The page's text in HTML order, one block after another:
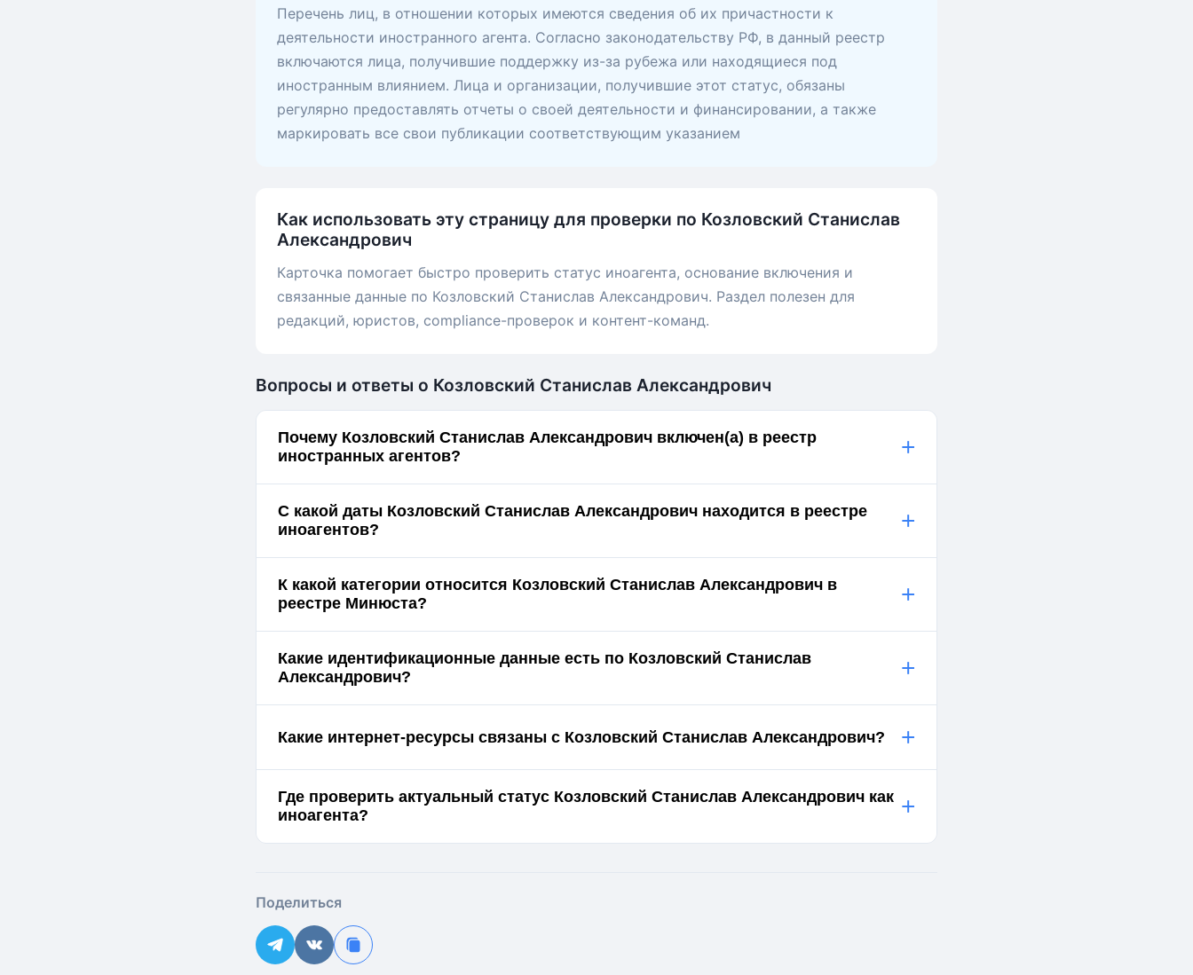
Перечень лиц, в отношении которых имеются сведения об их причастности к
деятельности иностранного агента. Согласно законодательству РФ, в данный реестр
включаются лица, получившие поддержку из-за рубежа или находящиеся под
иностранным влиянием. Лица и организации, получившие этот статус, обязаны
регулярно предоставлять отчеты о своей деятельности и финансировании, а также
маркировать все свои публикации соответствующим указанием
Как использовать эту страницу для проверки по Козловский Станислав
Александрович
Карточка помогает быстро проверить статус иноагента, основание включения и
связанные данные по Козловский Станислав Александрович. Раздел полезен для
редакций, юристов, compliance-проверок и контент-команд.
Вопросы и ответы о Козловский Станислав Александрович
Почему Козловский Станислав Александрович включен(а) в реестр
иностранных агентов?
+
С какой даты Козловский Станислав Александрович находится в реестре
иноагентов?
+
К какой категории относится Козловский Станислав Александрович в
реестре Минюста?
+
Какие идентификационные данные есть по Козловский Станислав
Александрович?
+
Какие интернет-ресурсы связаны с Козловский Станислав Александрович? +
Где проверить актуальный статус Козловский Станислав Александрович как
иноагента?
+
Поделиться